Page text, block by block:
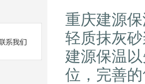
重庆建源
轻质抹灰
建源保温
位，完善